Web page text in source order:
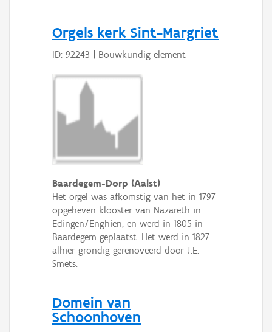
Orgels kerk Sint-Margriet
ID: 92243 | Bouwkundig element
Baardegem-Dorp (Aalst)
Het orgel was afkomstig van het in 1797
opgeheven klooster van Nazareth in
Edingen/Enghien, en werd in 1805 in
Baardegem geplaatst. Het werd in 1827
alhier grondig gerenoveerd door J.E.
Smets.
Domein van
Schoonhoven